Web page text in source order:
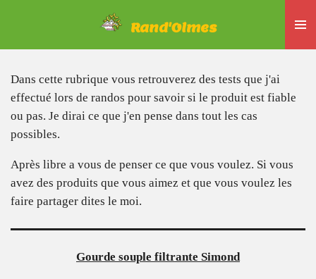
contenu
Rand'Olmes
Dans cette rubrique vous retrouverez des tests que j'ai
effectué lors de randos pour savoir si le produit est fiable
ou pas. Je dirai ce que j'en pense dans tout les cas
possibles.
Après libre a vous de penser ce que vous voulez. Si vous
avez des produits que vous aimez et que vous voulez les
faire partager dites le moi.
Gourde souple filtrante Simond